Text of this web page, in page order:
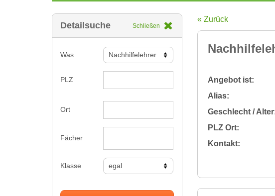
Detailsuche Schließen
Was
PLZ
Ort
Fächer
Klasse
« Zurück
Angebot ist:
Alias:
Geschlecht /
PLZ Ort:
Kontakt: